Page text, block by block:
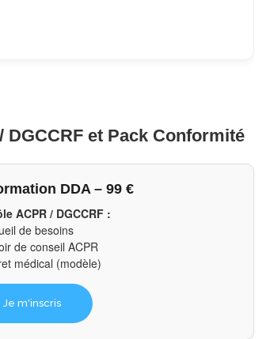
DGCCRF et Pack Conformité
DDA – 99 €
ACPR / DGCCRF :
de besoins
de conseil ACPR
médical (modèle)
Je m'inscris